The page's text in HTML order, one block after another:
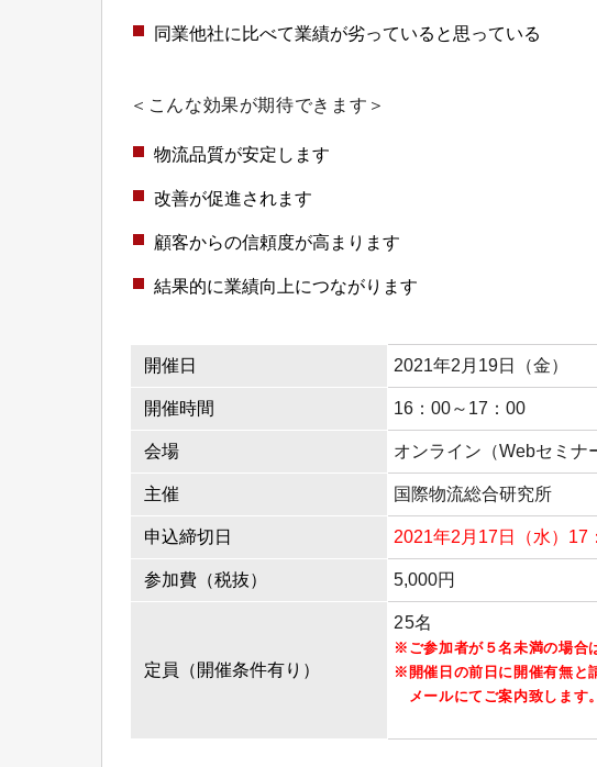
同業他社に比べて業績が劣っていると思っている
＜こんな効果が期待できます＞
物流品質が安定します
改善が促進されます
顧客からの信頼度が高まります
結果的に業績向上につながります
開催日 2021年2月19日（金）
開催時間 16：00～17：00
会場 オンライン（Webセミナ
主催 国際物流総合研究所
申込締切日 2021年2月17日（水）17
参加費（税抜） 5,000円
定員（開催条件有り）
25名
※ご参加者が５名未満の場合
※開催日の前日に開催有無と
メールにてご案内致します。